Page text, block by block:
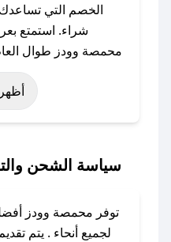
الخصم التي
شراء. استمتع
محمصة وودز طوال
عيد الفطر، عيد
نوفمبر)، رمضان،
باستخدام تطبيق
الكوبون، تواصل معنا
سياسة الشحن
توفر محمصة وودز
لجميع أنحاء . يتم